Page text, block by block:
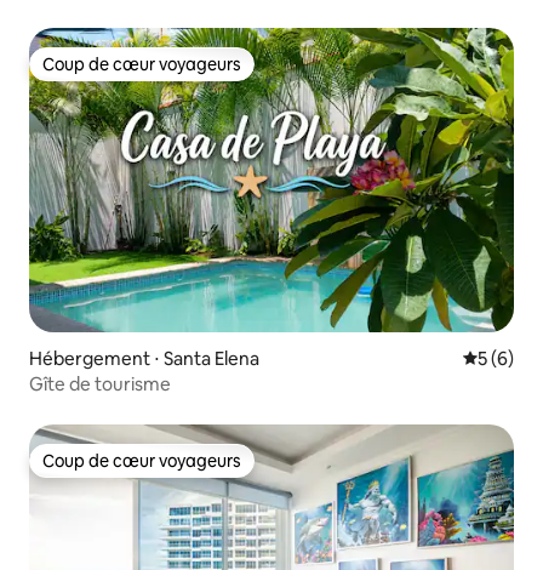
Coup de cœur voyageurs
Coup de cœur voyageurs
Hébergement ⋅ Santa Elena
5 (6)
Gîte de tourisme
Coup de cœur voyageurs
Coup de cœur voyageurs